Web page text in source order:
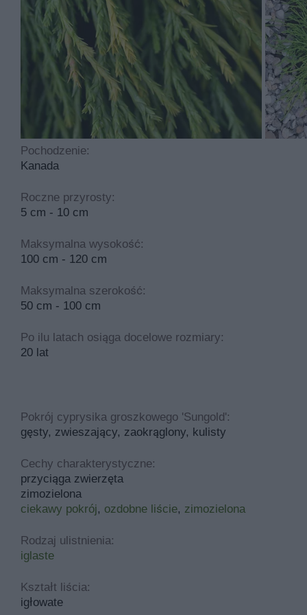
Pochodzenie:
Kanada
Roczne przyrosty:
5 cm - 10 cm
Maksymalna wysokość:
100 cm - 120 cm
Maksymalna szerokość:
50 cm - 100 cm
Po ilu latach osiąga docelowe rozmiary:
20 lat
Pokrój cyprysika groszkowego 'Sungold':
gęsty, zwieszający, zaokrąglony, kulisty
Cechy charakterystyczne:
przyciąga zwierzęta
zimozielona
ciekawy pokrój, ozdobne liście, zimozielona
Rodzaj ulistnienia:
iglaste
Kształt liścia:
igłowate